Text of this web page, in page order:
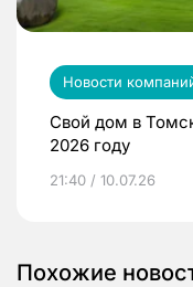
Новости
Свой дом в
2026 году
21:40 / 10.07.26
Похожие